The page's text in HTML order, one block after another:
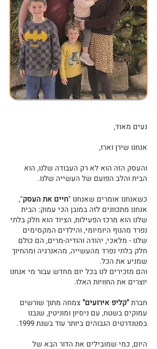
נעים מאוד,
אנחנו שירן וארז,
והעסק הזה הוא לא רק העבודה שלנו, הוא
הבית והלב הפועם של העשייה שלנו.
כשאנחנו אומרים שאנחנו "חיים את העסק",
אנחנו מתכוונים לזה במובן הכי עמוק: הבית
שלנו הוא מרכז הפעילות, הציוד הוא חלק בלתי
נפרד מהנוף היומיומי, והילדים המקסימים
שלנו - מלאכי, יהודה והודיה-מרים, הם כולם
חלק בלתי נפרד מהעשייה, מהאנרגיה ומהחיוך
שמניע את הכל.
והם מזכירים לנו בכל יום מחדש עבור מי אנחנו
יוצרים את החוויות האלו.
חברת"קליפ אירועים" צמחה מתוך שורשים
עמוקים בשטח, עם ניסיון ומוניטין, שנבנו
בסטנדרטים הגבוהים ביותר עוד בשנת 1999.
היום, כמי שמובילים את הדור הבא של